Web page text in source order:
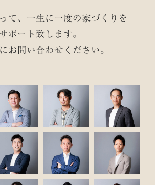
て、一生に一度の家づくりを
サポート致します。
お問い合わせください。